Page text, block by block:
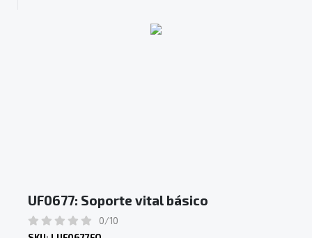
UF0677: Soporte vital básico
0/10